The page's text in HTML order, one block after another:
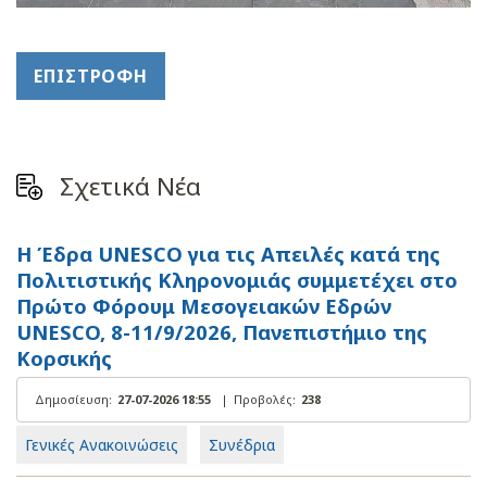
ΕΠΙΣΤΡΟΦΉ
Σχετικά Νέα
Η Έδρα UNESCO για τις Απειλές κατά της
Πολιτιστικής Κληρονομιάς συμμετέχει στο
Πρώτο Φόρουμ Μεσογειακών Εδρών
UNESCO, 8-11/9/2026, Πανεπιστήμιο της
Κορσικής
Δημοσίευση: 27-07-2026 18:55 | Προβολές: 238
Γενικές Ανακοινώσεις Συνέδρια